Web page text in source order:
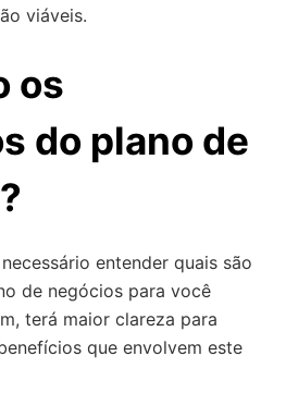
viáveis.
os
do plano de
entender quais são
de negócios para você
terá maior clareza para
que envolvem este